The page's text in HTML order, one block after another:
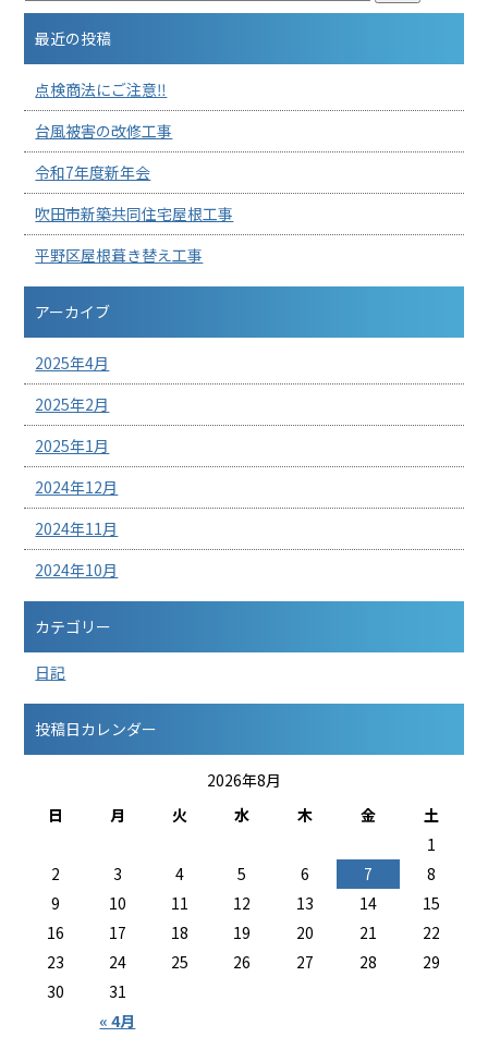
最近の投稿
点検商法にご注意‼︎
台風被害の改修工事
令和7年度新年会
吹田市新築共同住宅屋根工事
平野区屋根葺き替え工事
アーカイブ
2025年4月
2025年2月
2025年1月
2024年12月
2024年11月
2024年10月
カテゴリー
日記
投稿日カレンダー
2026年8月
日
月 火 水 木 金 土
« 4月
1
2
3 4 5 6 7
8
9
10 11 12 13 14
15
16
17 18 19 20 21
22
23
24 25 26 27 28
29
30
31